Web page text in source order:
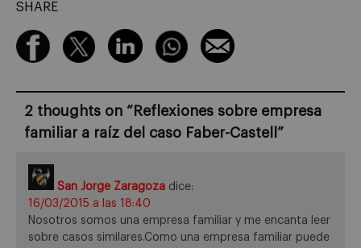
SHARE
2 thoughts on “ Reflexiones sobre empresa
familiar a raíz del caso Faber-Castell ”
San Jorge Zaragoza dice:
16/03/2015 a las 18:40
Nosotros somos una empresa familiar y me encanta leer
sobre casos similares.Como una empresa familiar puede